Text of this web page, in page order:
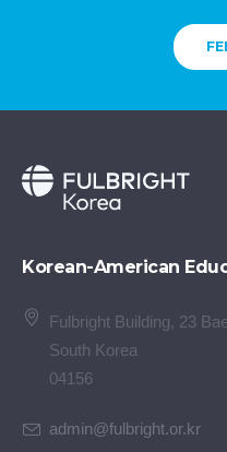
Korean-American
Fulbright Building, 23
South Korea
04156
admin@fulbright.or.kr